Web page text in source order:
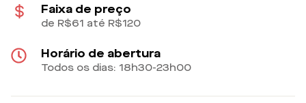
Faixa de preço
de R$61 até R$120
Horário de abertura
Todos os dias: 18h30-23h00